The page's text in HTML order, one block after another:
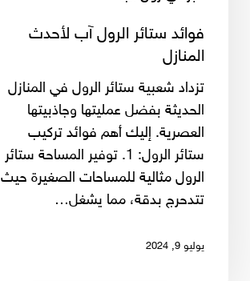
فوائد ستائر الرول آب لأحدث
المنازل
تزداد شعبية ستائر الرول في المنازل
الحديثة بفضل عمليتها وجاذبيتها
العصرية. إليك أهم فوائد تركيب
ستائر الرول: 1. توفير المساحة ستائر
الرول مثالية للمساحات الصغيرة حيث
تتدحرج بدقة، مما يشغل…
يوليو 9, 2024